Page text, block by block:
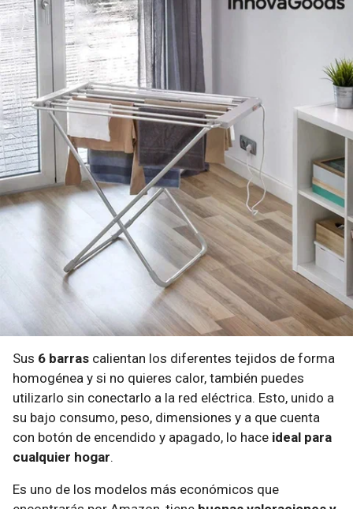
Sus 6 barras calientan los diferentes tejidos de forma
homogénea y si no quieres calor, también puedes
utilizarlo sin conectarlo a la red eléctrica. Esto, unido a
su bajo consumo, peso, dimensiones y a que cuenta
con botón de encendido y apagado, lo hace ideal para
cualquier hogar.
Es uno de los modelos más económicos que